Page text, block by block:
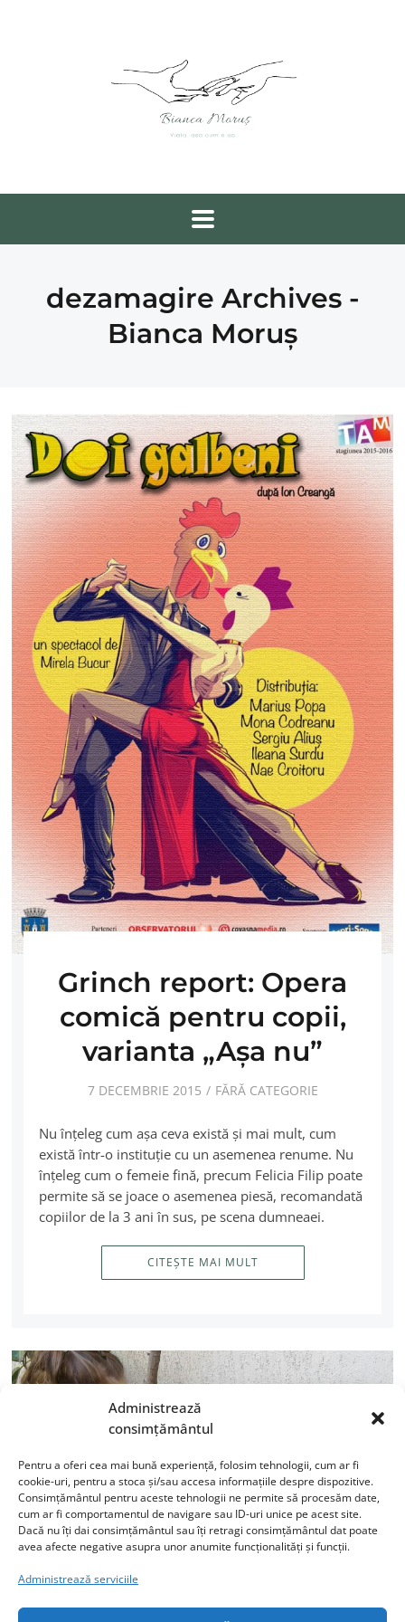
Administrează
consimțământul
Pentru a oferi cea mai bună experiență, folosim tehnologii, cum ar fi
cookie-uri, pentru a stoca și/sau accesa informațiile despre dispozitive.
Consimțământul pentru aceste tehnologii ne permite să procesăm date,
cum ar fi comportamentul de navigare sau ID-uri unice pe acest site.
Dacă nu îți dai consimțământul sau îți retragi consimțământul dat poate
avea afecte negative asupra unor anumite funcționalități și funcții.
Administrează serviciile
dezamagire Archives -
Bianca Moruș
Grinch report: Opera
comică pentru copii,
varianta „Aşa nu”
7 DECEMBRIE 2015 FĂRĂ CATEGORIE
Nu înţeleg cum aşa ceva există şi mai mult, cum
există într-o instituţie cu un asemenea renume. Nu
înţeleg cum o femeie fină, precum Felicia Filip poate
permite să se joace o asemenea piesă, recomandată
copiilor de la 3 ani în sus, pe scena dumneaei.
CITEȘTE MAI MULT
Grădiniţa, bau-bau sau o
alegere bună?